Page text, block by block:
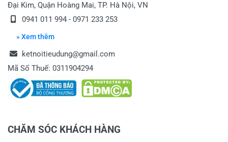
Đại Kim, Quận Hoàng Mai, TP. Hà Nội, VN
0941 011 994 - 0971 233 253
» Xem thêm
ketnoitieudung@gmail.com
Mã Số Thuế: 0311904294
CHĂM SÓC KHÁCH HÀNG